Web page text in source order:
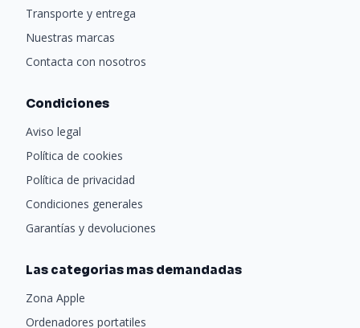
Transporte y entrega
Nuestras marcas
Contacta con nosotros
Condiciones
Aviso legal
Política de cookies
Política de privacidad
Condiciones generales
Garantías y devoluciones
Las categorias mas demandadas
Zona Apple
Ordenadores portatiles